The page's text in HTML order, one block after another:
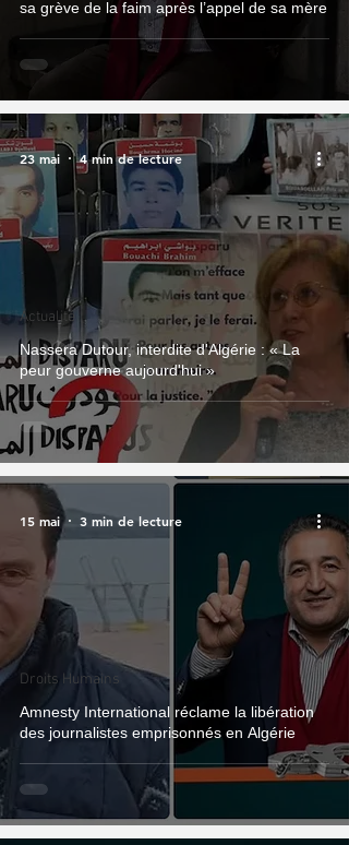
sa grève de la faim après l’appel de sa mère
Nassera Dutour, interdite d'Algérie : « La
peur gouverne aujourd'hui »
Actualité
23 mai 4 min de lecture
Amnesty International réclame la libération
des journalistes emprisonnés en Algérie
Droits Humains
15 mai 3 min de lecture